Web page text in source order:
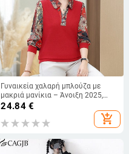
Γυναικεία χαλαρή μπλούζα με
μακριά μανίκια – Άνοιξη 2025,
ύφασμα βαμβακοπολυεστέρα,
γιακά τύπου λαπέλ, εκτύπωση
24.84€
add_shopping_cart